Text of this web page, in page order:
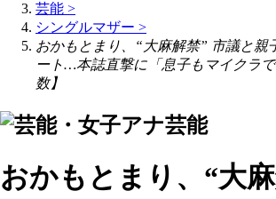
芸能 >
シングルマザー >
おかもとまり、“大麻解禁” 市議と親
ート…本誌直撃に「息子もマイクラ
数】
芸能
おかもとまり、“大